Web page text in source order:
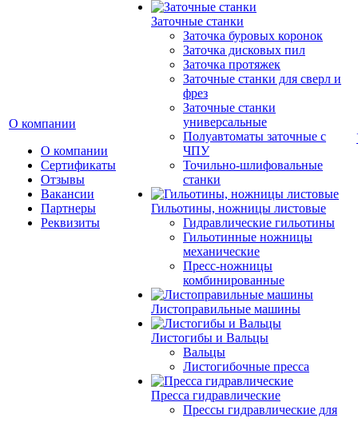
О компании
О компании
Сертификаты
Отзывы
Вакансии
Партнеры
Реквизиты
Заточные станки
Заточка буровых коронок
Заточка дисковых пил
Заточка протяжек
Заточные станки для сверл и
фрез
Заточные станки
универсальные
Полуавтоматы заточные с
ЧПУ
Точильно-шлифовальные
станки
Гильотины, ножницы листовые
Гидравлические гильотины
Гильотинные ножницы
механические
Пресс-ножницы
комбинированные
Листоправильные машины
Листогибы и Вальцы
Вальцы
Листогибочные пресса
Пресса гидравлические
Прессы гидравлические для